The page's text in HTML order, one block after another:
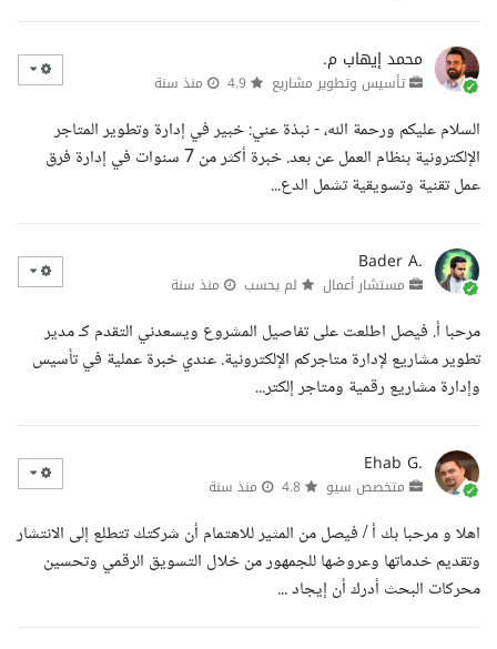
محمد إيهاب م.
تأسيس وتطوير مشاريع منذ سنة
السلام عليكم ورحمة الله، - نبذة عني: خبير في إدارة وتطوير المتاجر
الإلكترونية بنظام العمل عن بعد. خبرة أكثر من 7 سنوات في إدارة فرق
عمل تقنية وتسويقية تشمل الدع...
Bader A.
مستشار أعمال لم يحسب منذ سنة
مرحبا أ. فيصل اطلعت على تفاصيل المشروع ويسعدني التقدم كـ مدير
تطوير مشاريع لإدارة متاجركم الإلكترونية. عندي خبرة عملية في تأسيس
وإدارة مشاريع رقمية ومتاجر إلكتر...
Ehab G.
متخصص سيو منذ سنة
اهلا و مرحبا بك أ / فيصل من المثير للاهتمام أن شركتك تتطلع إلى الانتشار
وتقديم خدماتها وعروضها للجمهور من خلال التسويق الرقمي وتحسين
محركات البحث أدرك أن إيجاد ...